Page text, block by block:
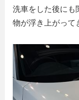
洗車をした後にも
物が浮き上がって